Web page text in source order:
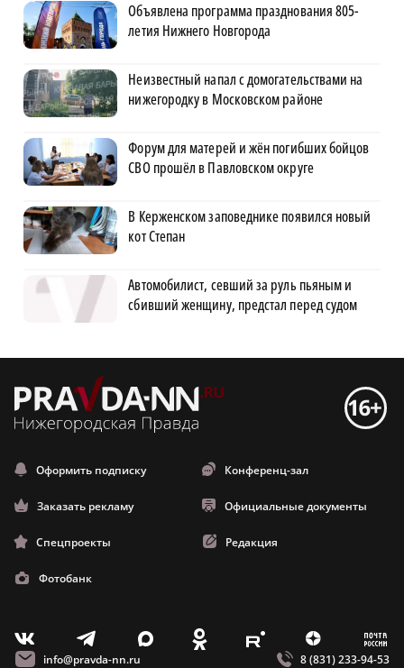
Объявлена программа празднования 805-
летия Нижнего Новгорода
Неизвестный напал с домогательствами на
нижегородку в Московском районе
Форум для матерей и жён погибших бойцов
СВО прошёл в Павловском округе
В Керженском заповеднике появился новый
кот Степан
Автомобилист, севший за руль пьяным и
сбивший женщину, предстал перед судом
Оформить подписку Конференц-зал
Заказать рекламу Официальные документы
Спецпроекты Редакция
Фотобанк
V T X O E Z m
info@pravda-nn.ru 8 (831) 233-94-53